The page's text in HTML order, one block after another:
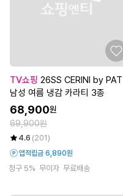
TV쇼핑
남성 여름 냉감 카라티 3종
68,900원
69,900원
4.6 (201)
앱적립금 6,890원
청구 5% 무이자 무료배송